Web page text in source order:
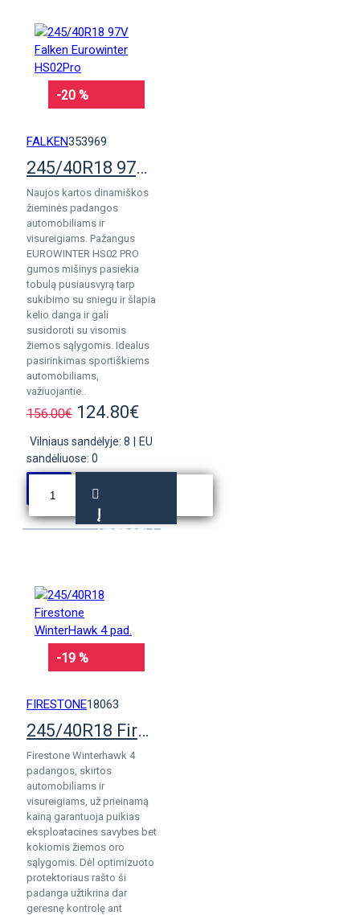
-20 %
FALKEN353969
245/40R18 97V Falken Eurowinter HS02Pro
Naujos kartos dinamiškos
žieminės padangos
automobiliams ir
visureigiams. Pažangus
EUROWINTER HS02 PRO
gumos mišinys pasiekia
tobulą pusiausvyrą tarp
sukibimo su sniegu ir šlapia
kelio danga ir gali
susidoroti su visomis
žiemos sąlygomis. Idealus
pasirinkimas sportiškiems
automobiliams,
važiuojantie..
156.00€ 124.80€
Vilniaus sandėlyje: 8
EU
sandėliuose: 0
Į
KREPŠELĮ
-19 %
FIRESTONE18063
245/40R18 Firestone WinterHawk 4 pad.
Firestone Winterhawk 4
padangos, skirtos
automobiliams ir
visureigiams, už prieinamą
kainą garantuoja puikias
eksploatacines savybes bet
kokiomis žiemos oro
sąlygomis. Dėl optimizuoto
protektoriaus rašto ši
padanga užtikrina dar
geresnę kontrolę ant